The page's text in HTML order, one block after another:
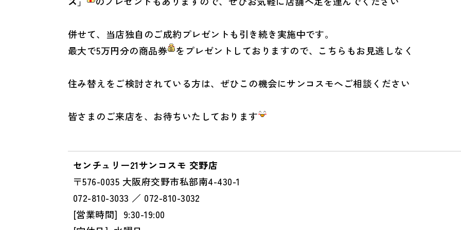
併せて、当店独自のご成約プレゼントも引き続き実施中です。
最大で5万円分の商品券
をプレゼントしておりますので、こちらもお見逃しなく
住み替えをご検討されている方は、ぜひこの機会にサンコスモへご相談ください
皆さまのご来店を、お待ちいたしております
センチュリー21サンコスモ 交野店
〒576-0035 大阪府交野市私部南4-430-1
072-810-3033 ／ 072-810-3032
[営業時間] 9:30-19:00